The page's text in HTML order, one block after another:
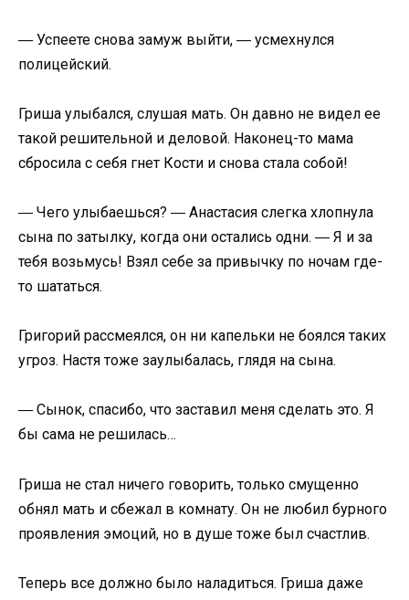
― Успеете снова замуж выйти, ― усмехнулся
полицейский.
Гриша улыбался, слушая мать. Он давно не видел ее
такой решительной и деловой. Наконец-то мама
сбросила с себя гнет Кости и снова стала собой!
― Чего улыбаешься? ― Анастасия слегка хлопнула
сына по затылку, когда они остались одни. ― Я и за
тебя возьмусь! Взял себе за привычку по ночам где-
то шататься.
Григорий рассмеялся, он ни капельки не боялся таких
угроз. Настя тоже заулыбалась, глядя на сына.
― Сынок, спасибо, что заставил меня сделать это. Я
бы сама не решилась…
Гриша не стал ничего говорить, только смущенно
обнял мать и сбежал в комнату. Он не любил бурного
проявления эмоций, но в душе тоже был счастлив.
Теперь все должно было наладиться. Гриша даже